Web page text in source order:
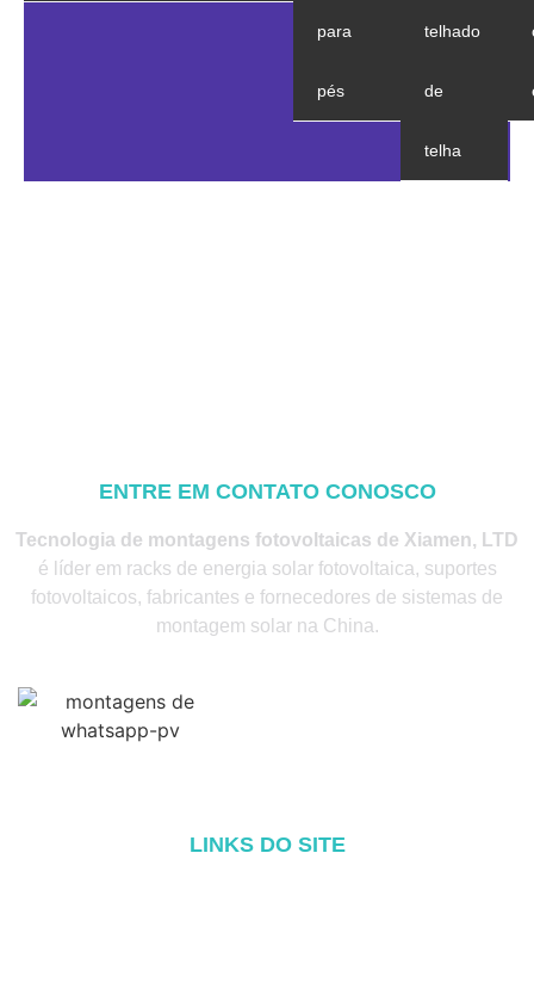
para
pés
telhado
de
telha
ENTRE EM CONTATO CONOSCO
Tecnologia de montagens fotovoltaicas de Xiamen, LTD
é líder em racks de energia solar fotovoltaica, suportes
fotovoltaicos, fabricantes e fornecedores de sistemas de
montagem solar na China.
LINKS DO SITE